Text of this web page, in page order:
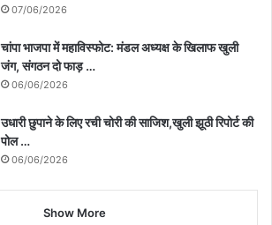
07/06/2026
चांपा भाजपा में महाविस्फोट: मंडल अध्यक्ष के खिलाफ खुली
जंग, संगठन दो फाड़ …
06/06/2026
उधारी छुपाने के लिए रची चोरी की साजिश,खुली झूठी रिपोर्ट की
पोल …
06/06/2026
Show More